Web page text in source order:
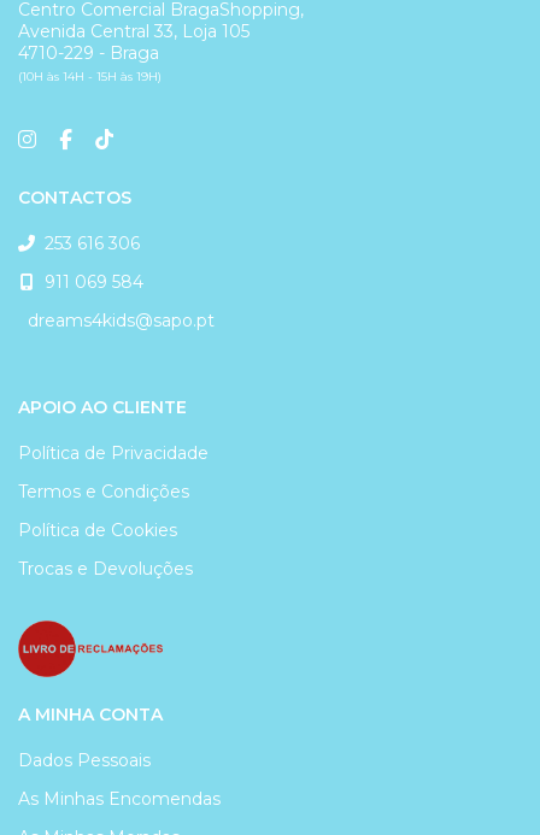
Centro Comercial BragaShopping,
Avenida Central 33, Loja 105
4710-229 - Braga
(10H às 14H - 15H às 19H)
CONTACTOS
253 616 306
911 069 584
dreams4kids@sapo.pt
APOIO AO CLIENTE
Política de Privacidade
Termos e Condições
Política de Cookies
Trocas e Devoluções
A MINHA CONTA
Dados Pessoais
As Minhas Encomendas